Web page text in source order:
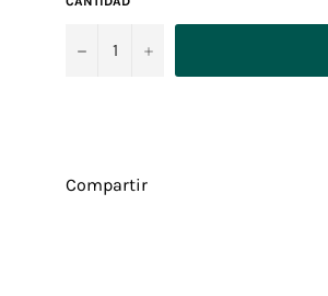
− +
Compartir